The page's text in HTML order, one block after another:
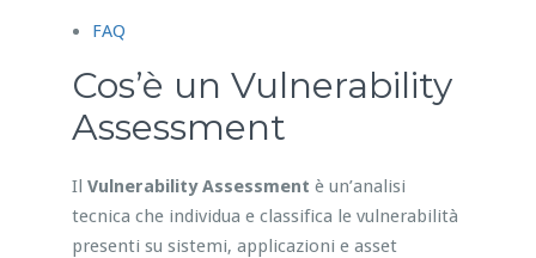
FAQ
Cos’è un Vulnerability
Assessment
Il Vulnerability Assessment è un’analisi
tecnica che individua e classifica le vulnerabilità
presenti su sistemi, applicazioni e asset